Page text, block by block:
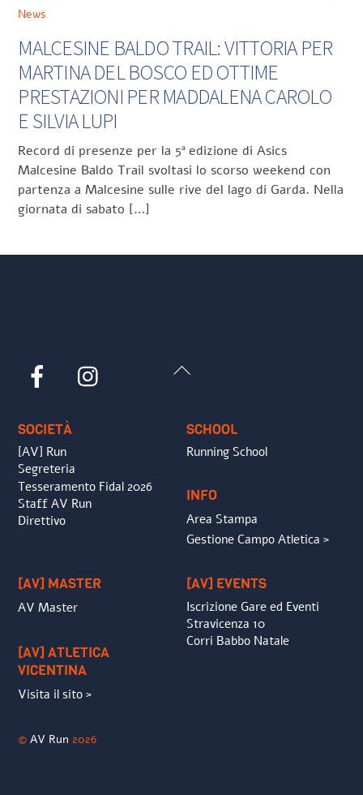
News
MALCESINE BALDO TRAIL: VITTORIA PER
MARTINA DEL BOSCO ED OTTIME
PRESTAZIONI PER MADDALENA CAROLO
E SILVIA LUPI
Record di presenze per la 5ª edizione di Asics
Malcesine Baldo Trail svoltasi lo scorso weekend con
partenza a Malcesine sulle rive del lago di Garda. Nella
giornata di sabato […]
Back
Facebook
SOCIETÀ
[AV] Run
Segreteria
Tesseramento Fidal 2026
Staff AV Run
Direttivo
SCHOOL
Running School
INFO
Area Stampa
Gestione Campo Atletica >
[AV] MASTER
AV Master
[AV] ATLETICA
VICENTINA
Visita il sito >
[AV] EVENTS
Iscrizione Gare ed Eventi
Stravicenza 10
Corri Babbo Natale
©AV Run 2026